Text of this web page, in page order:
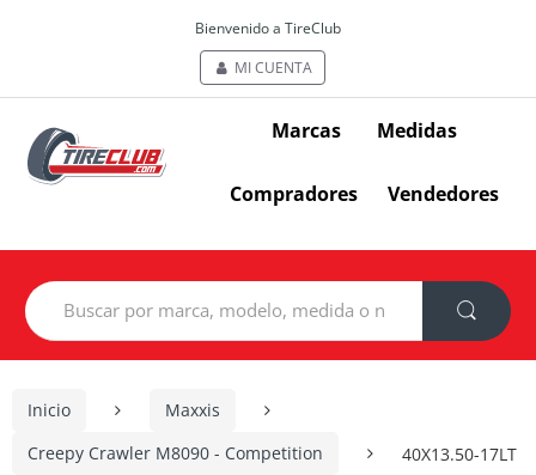
Bienvenido a TireClub
MI CUENTA
Marcas Medidas
Compradores Vendedores
Search
for:
Inicio
Maxxis
Creepy Crawler M8090 - Competition
40X13.50-17LT